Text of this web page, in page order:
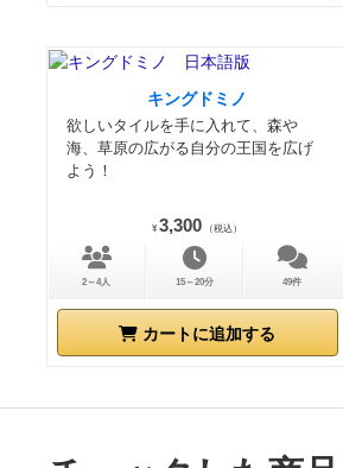
キングドミノ
欲しいタイルを手に入れて、森や
海、草原の広がる自分の王国を広げ
よう！
¥ 3,300 （税込）
2～4人 15～20分 49件
カートに追加する